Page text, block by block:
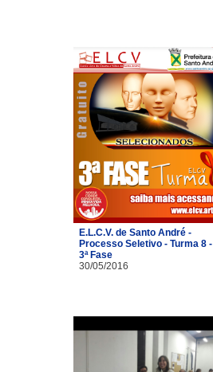
E.L.C.V. de Santo André -
Processo Seletivo - Turma 8 -
3ª Fase
30/05/2016